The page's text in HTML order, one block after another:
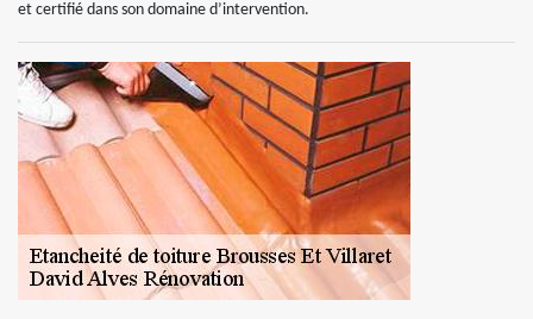
et certifié dans son domaine d’intervention.